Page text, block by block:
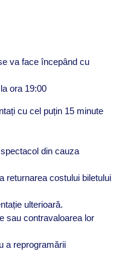
va face începând cu
ora 19:00
cu cel puțin 15 minute
din cauza
returnarea costului biletului
ulterioară.
sau contravaloarea lor
a reprogramării